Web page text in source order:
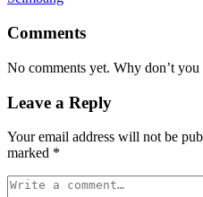
Comments
No comments yet. Why don’t you
Leave a Reply
Your email address will not be
marked *